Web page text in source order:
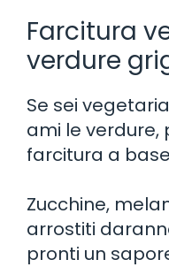
Farcitura
verdure
Se sei
ami le verdure,
farcitura a
Zucchine,
arrostiti
pronti un